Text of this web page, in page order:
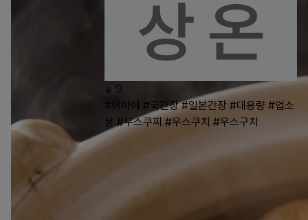
9
#야마에 #국간장 #일본간장 #대용량 #업소
용 #우스쿠찌 #우스쿠치 #우스구치